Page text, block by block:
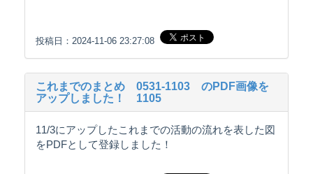
投稿日：2024-11-06 23:27:08
これまでのまとめ 0531‐1103 のPDF画像を
アップしました！ 1105
11/3にアップしたこれまでの活動の流れを表した図
をPDFとして登録しました！